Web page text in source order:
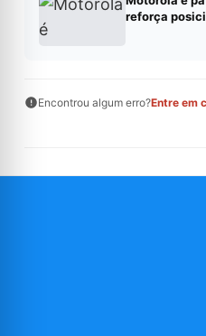
reforça
Encontrou algum erro?Entre em